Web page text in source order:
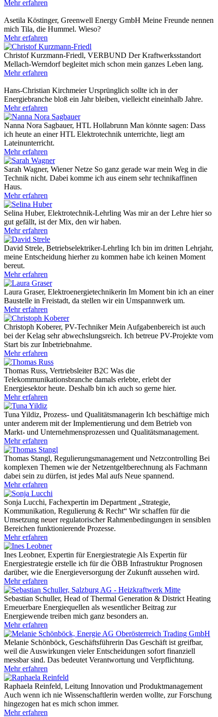
Mehr erfahren
Asetila Köstinger, Greenwell Energy GmbH Meine Freunde nennen
mich Tila, die Hummel. Wieso?
Mehr erfahren
Christof Kurzmann-Friedl, VERBUND Der Kraftwerksstandort
Mellach-Werndorf begleitet mich schon mein ganzes Leben lang.
Mehr erfahren
Hans-Christian KirchmeierUrsprünglich sollte ich in der
Energiebranche bloß ein Jahr bleiben, vielleicht eineinhalb Jahre.
Mehr erfahren
Nanna Nora Sagbauer, HTL Hollabrunn Man könnte sagen: Dass
ich heute an einer HTL Elektrotechnik unterrichte, liegt am
Lateinunterricht.
Mehr erfahren
Sarah Wagner, Wiener Netze So ganz gerade war mein Weg in die
Technik nicht. Dabei komme ich aus einem sehr technikaffinen
Haus.
Mehr erfahren
Selina Huber, Elektrotechnik-Lehrling Was mir an der Lehre hier so
gut gefällt, ist der Mix, den wir haben.
Mehr erfahren
David Strele, Betriebselektriker-Lehrling Ich bin im dritten Lehrjahr,
meine Entscheidung hierher zu kommen habe ich keinen Moment
bereut.
Mehr erfahren
Laura Graser, Elektroenergietechnikerin Im Moment bin ich an einer
Baustelle in Freistadt, da stellen wir ein Umspannwerk um.
Mehr erfahren
Christoph Koberer, PV-TechnikerMein Aufgabenbereich ist auch
bei der Kelag sehr abwechslungsreich. Ich betreue PV-Projekte vom
Start bis zur Inbetriebnahme.
Mehr erfahren
Thomas Russ, Vertriebsleiter B2C Was die
Telekommunikationsbranche damals erlebte, erlebt der
Energiesektor heute. Deshalb bin ich auch so gerne hier.
Mehr erfahren
Tuna Yildiz, Prozess- und Qualitätsmanagerin Ich beschäftige mich
unter anderem mit der Implementierung und dem Betrieb von
Markt- und Unternehmensprozessen und Qualitätsmanagement.
Mehr erfahren
Thomas Stangl, Regulierungsmanagement und Netzcontrolling Bei
komplexen Themen wie der Netzentgeltberechnung als Fachmann
dabei sein zu dürfen, ist jedes Mal aufs Neue spannend.
Mehr erfahren
Sonja Lucchi, Fachexpertin im Department „Strategie,
Kommunikation, Regulierung & Recht“ Wir schaffen für die
Umsetzung neuer regulatorischer Rahmenbedingungen in sensiblen
Bereichen funktionierende Prozesse.
Mehr erfahren
Ines Leobner, Expertin für Energiestrategie Als Expertin für
Energiestrategie erstelle ich für die ÖBB Infrastruktur Prognosen
darüber, wie die Energieversorgung der Zukunft aussehen wird.
Mehr erfahren
Sebastian Schuller, Head of Thermal Generation & District Heating
Erneuerbare Energiequellen als wesentlicher Beitrag zur
Energiewende treiben mich ganz besonders an.
Mehr erfahren
Melanie Schönböck, Geschäftsführerin Das Geschäft ist greifbar,
weil die Auswirkungen vieler Entscheidungen sofort finanziell
messbar sind. Das bedeutet Verantwortung und Verpflichtung.
Mehr erfahren
Raphaela Reinfeld, Leitung Innovation und Produktmanagement
Auch wenn ich nie Wissenschaftlerin werden wollte, zur Forschung
hingezogen hat es mich schon immer.
Mehr erfahren